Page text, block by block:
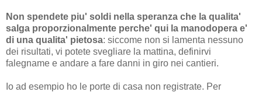
Non spendete piu' soldi nella speranza che la qualita'
salga proporzionalmente perche' qui la manodopera e'
di una qualita' pietosa: siccome non si lamenta nessuno
dei risultati, vi potete svegliare la mattina, definirvi
falegname e andare a fare danni in giro nei cantieri.
Io ad esempio ho le porte di casa non registrate. Per